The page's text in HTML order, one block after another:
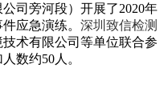
司旁河段）开展了2020年
应急演练。 深圳致信检测
技术有限公司等单位联合参
数约50人。